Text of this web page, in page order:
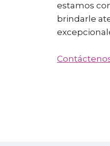
estamos
brindarle